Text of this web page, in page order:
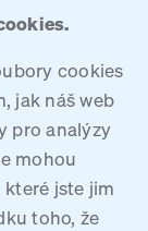
cookies
jak náš web
pro analýzy
mohou
jste jim
toho, že